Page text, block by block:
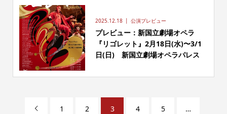
2025.12.18 公演プレビュー
プレビュー：新国立劇場オペラ
『リゴレット』2月18日(水)〜3/1
日(日) 新国立劇場オペラパレス
 1 2 3 4 5 …